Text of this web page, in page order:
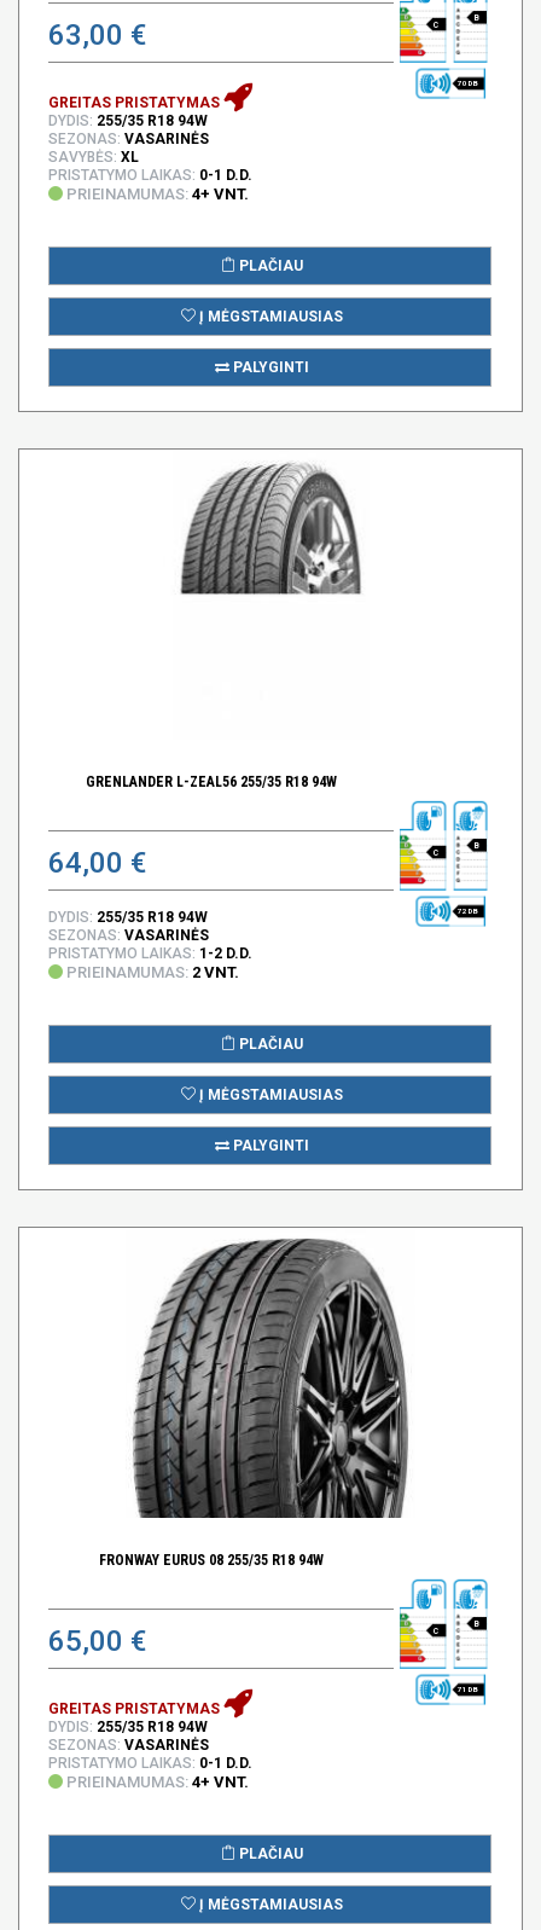
63,00 € C
B
70 DB
GREITAS PRISTATYMAS
DYDIS: 255/35 R18 94W
SEZONAS: VASARINĖS
SAVYBĖS: XL
PRISTATYMO LAIKAS: 0-1 D.D.
PRIEINAMUMAS: 4+ VNT.
PLAČIAU
Į MĖGSTAMIAUSIAS
PALYGINTI
GRENLANDER L-ZEAL56 255/35 R18 94W
64,00 € C
B
72 DB
DYDIS: 255/35 R18 94W
SEZONAS: VASARINĖS
PRISTATYMO LAIKAS: 1-2 D.D.
PRIEINAMUMAS: 2 VNT.
PLAČIAU
Į MĖGSTAMIAUSIAS
PALYGINTI
FRONWAY EURUS 08 255/35 R18 94W
65,00 € C
B
71 DB
GREITAS PRISTATYMAS
DYDIS: 255/35 R18 94W
SEZONAS: VASARINĖS
PRISTATYMO LAIKAS: 0-1 D.D.
PRIEINAMUMAS: 4+ VNT.
PLAČIAU
Į MĖGSTAMIAUSIAS